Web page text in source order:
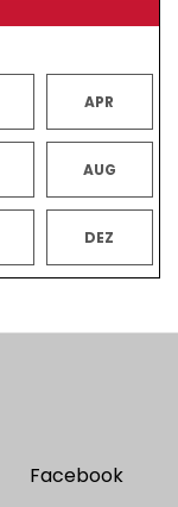
APR
AUG
DEZ
Facebook